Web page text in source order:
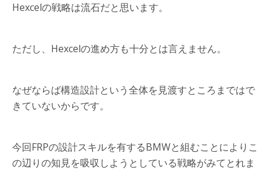
Hexcelの戦略は流石だと思います。
ただし、Hexcelの進め方も十分とは言えません。
なぜならば構造設計という全体を見渡すところまではで
きていないからです。
今回FRPの設計スキルを有するBMWと組むことによりこ
の辺りの知見を吸収しようとしている戦略がみてとれま